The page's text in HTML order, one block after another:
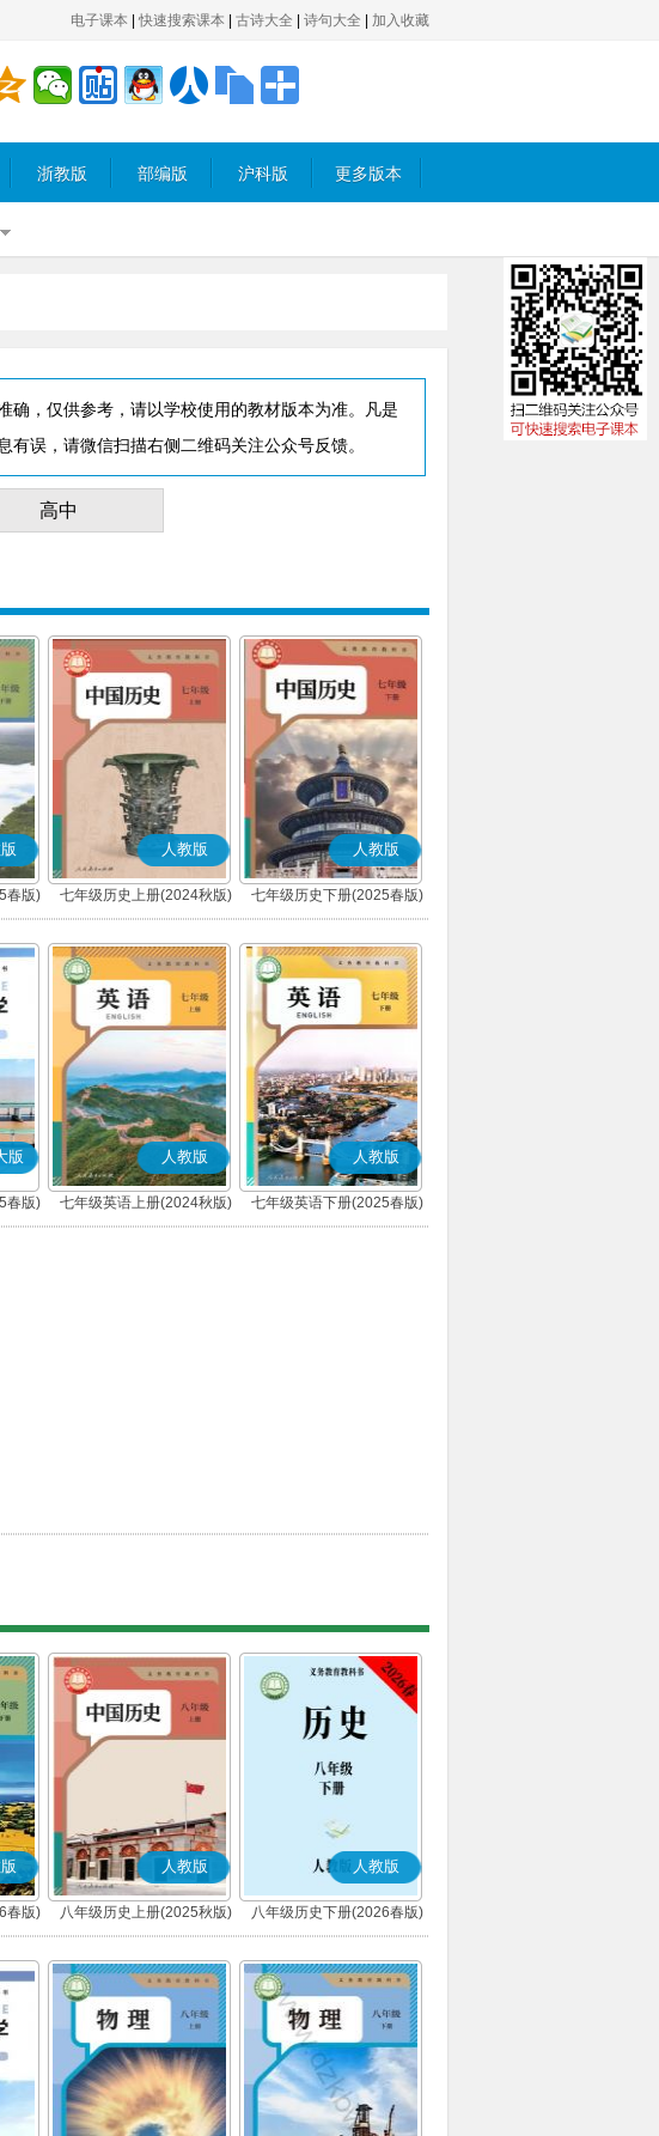
电子课本 快速搜索课本 古诗大全 诗句大全 加入收藏
浙教版 部编版 沪科版 更多版本
确，仅供参考，请以学校使用的教材版本为准。凡是
误，请微信扫描右侧二维码关注公众号反馈。
高中
春版)
人教版
七年级历史上册(2024秋版)
(部编版)
人教版
七年级历史下册(2025春版)
(部编版)
版
春版)
人教版
七年级英语上册(2024秋版)
人教版
七年级英语下册(2025春版)
春版)
人教版
八年级历史上册(2025秋版)
(部编版)
人教版
八年级历史下册(2026春版)
(部编版)